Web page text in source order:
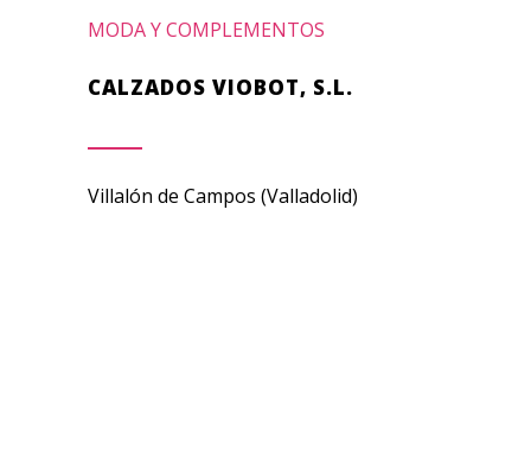
MODA Y COMPLEMENTOS
CALZADOS VIOBOT, S.L.
Villalón de Campos (Valladolid)